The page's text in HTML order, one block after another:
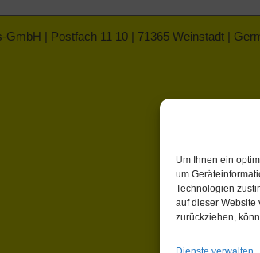
Um Ihnen ein
um
Technologien
auf dieser Website
zurückziehen,
GmbH | Postfach 11 10 | 71365 Weinstadt |